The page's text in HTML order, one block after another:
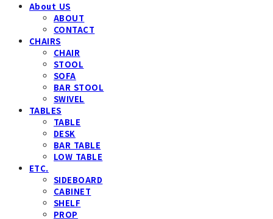
About US
ABOUT
CONTACT
CHAIRS
CHAIR
STOOL
SOFA
BAR STOOL
SWIVEL
TABLES
TABLE
DESK
BAR TABLE
LOW TABLE
ETC.
SIDEBOARD
CABINET
SHELF
PROP